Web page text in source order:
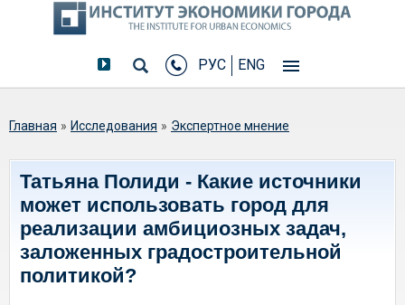
РУС ENG
Вы здесь
Главная » Исследования » Экспертное мнение
Татьяна Полиди - Какие источники
может использовать город для
реализации амбициозных задач,
заложенных градостроительной
политикой?